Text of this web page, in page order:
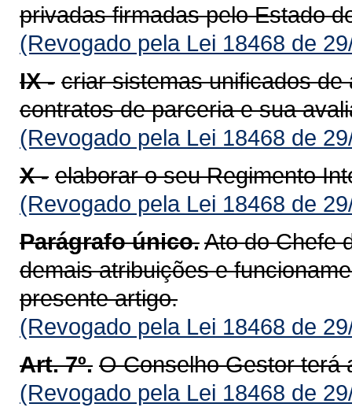
privadas firmadas pelo Estado
(Revogado pela Lei 18468 de
IX - criar sistemas unificados
contratos de parceria e sua
(Revogado pela Lei 18468 de
X - elaborar o seu Regimento
(Revogado pela Lei 18468 de
Parágrafo único.Ato do Chefe
demais atribuições e
presente artigo.
(Revogado pela Lei 18468 de
Art. 7º. O Conselho Gestor terá
(Revogado pela Lei 18468 de